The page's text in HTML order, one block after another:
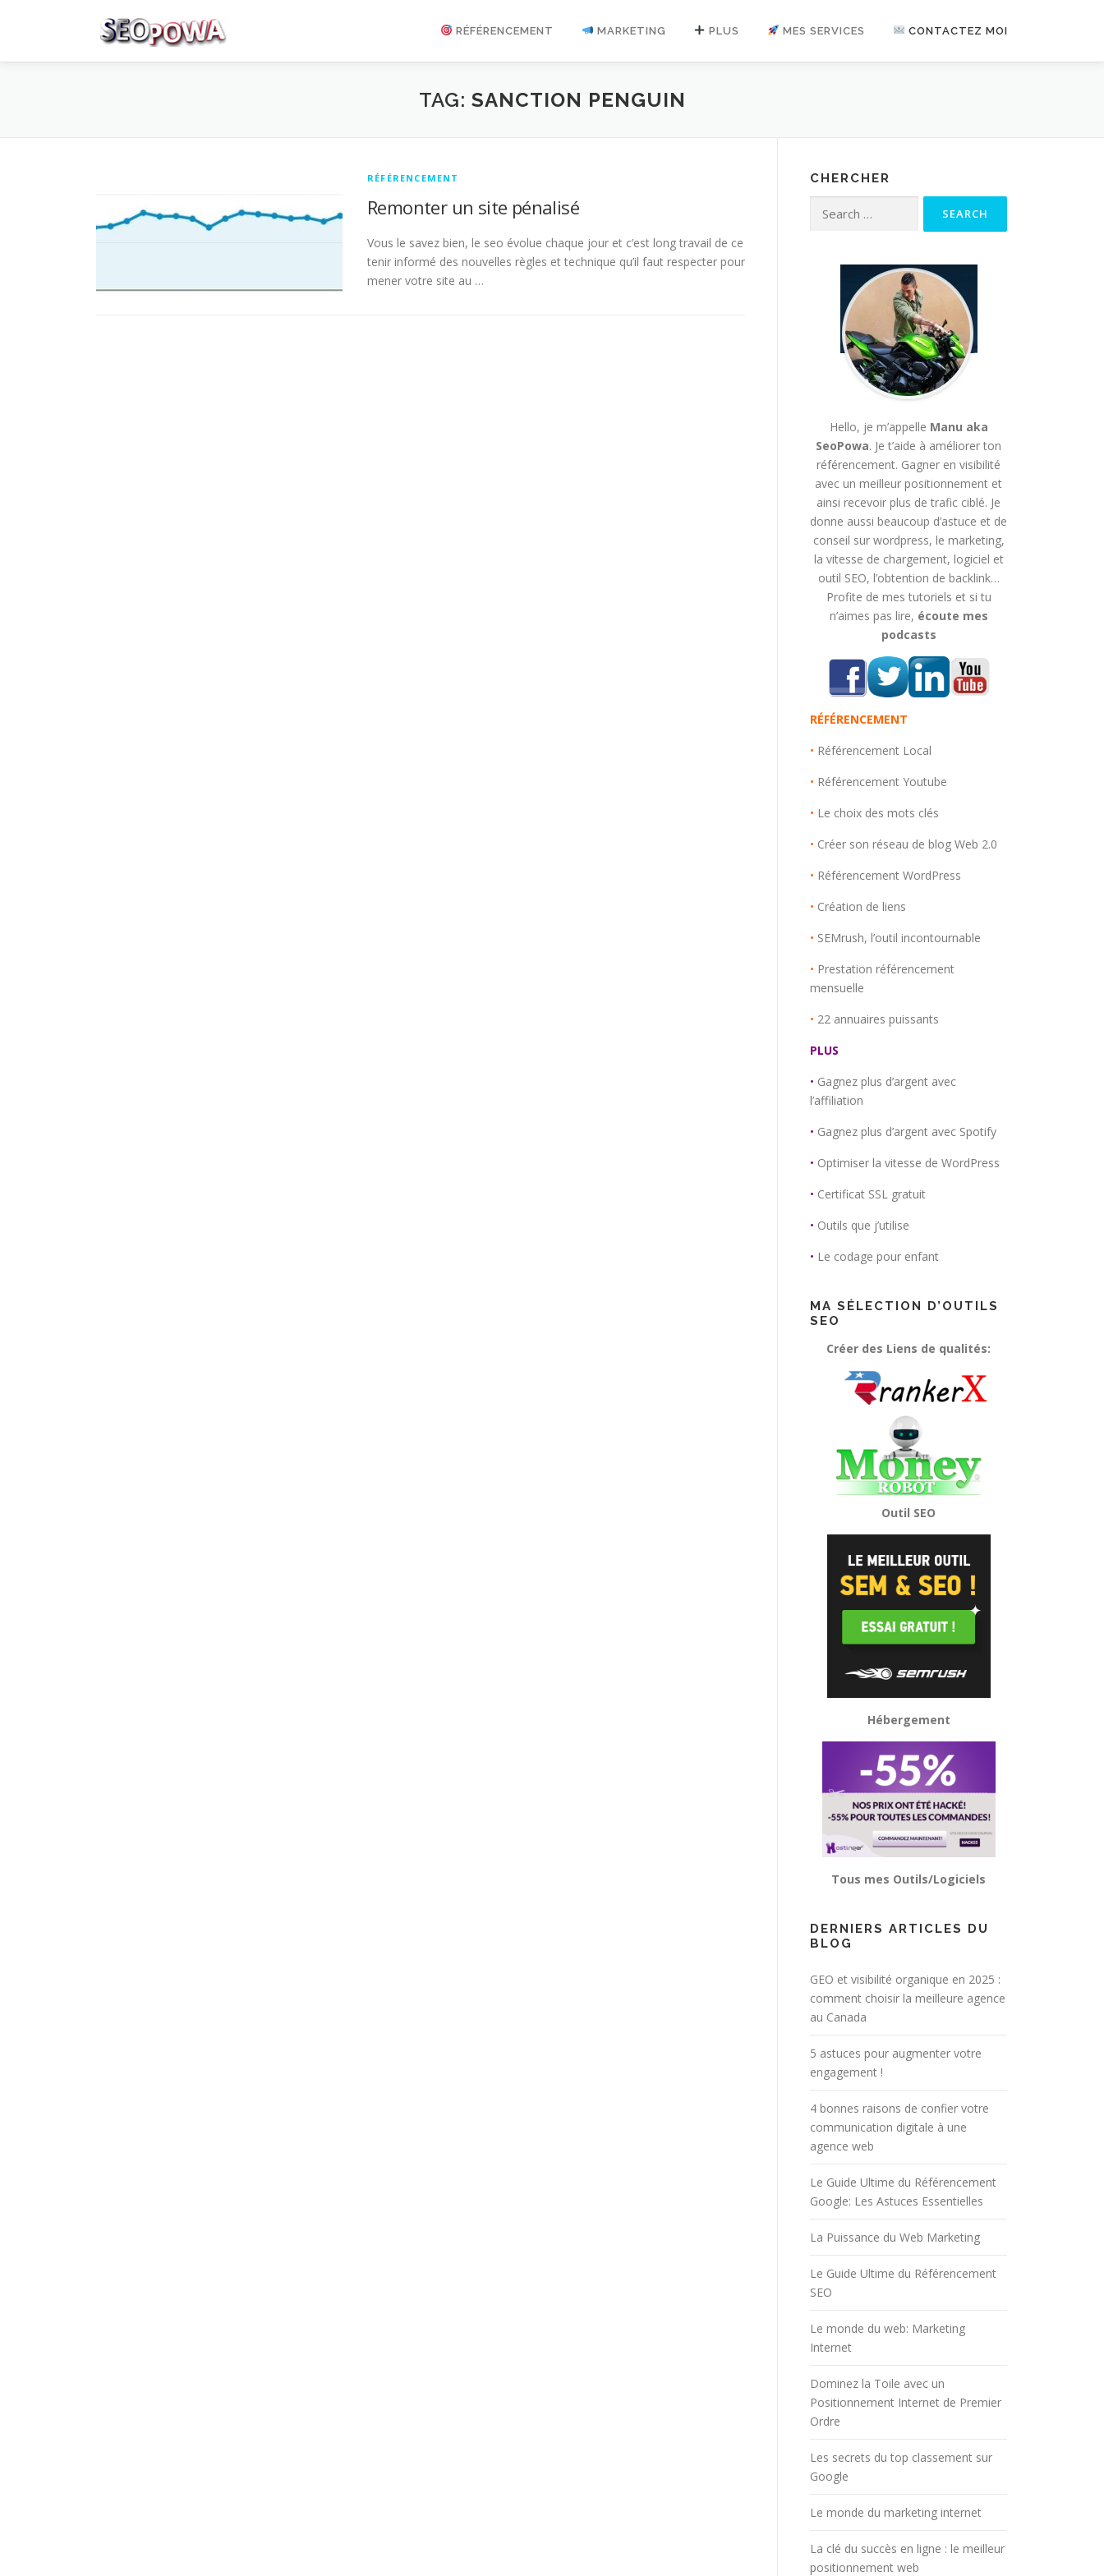
RÉFÉRENCEMENT MARKETING PLUS MES SERVICES CONTACTEZ MOI
TAG: SANCTION PENGUIN
RÉFÉRENCEMENT
Remonter un site pénalisé
Vous le savez bien, le seo évolue chaque jour et c’est long travail de ce
tenir informé des nouvelles règles et technique qu’il faut respecter pour
mener votre site au …
CHERCHER
Search for:
Hello, je m’appelle Manu aka
SeoPowa. Je t’aide à améliorer ton
référencement. Gagner en visibilité
avec un meilleur positionnement et
ainsi recevoir plus de trafic ciblé. Je
donne aussi beaucoup d’astuce et de
conseil sur wordpress, le marketing,
la vitesse de chargement, logiciel et
outil SEO, l’obtention de backlink…
Profite de mes tutoriels et si tu
n’aimes pas lire, écoute mes
podcasts
RÉFÉRENCEMENT
• Référencement Local
• Référencement Youtube
• Le choix des mots clés
• Créer son réseau de blog Web 2.0
• Référencement WordPress
• Création de liens
• SEMrush, l’outil incontournable
• Prestation référencement
mensuelle
• 22 annuaires puissants
PLUS
• Gagnez plus d’argent avec
l’affiliation
• Gagnez plus d’argent avec Spotify
• Optimiser la vitesse de WordPress
• Certificat SSL gratuit
• Outils que j’utilise
• Le codage pour enfant
MA SÉLECTION D’OUTILS
SEO
Créer des Liens de qualités:
Outil SEO
Hébergement
Tous mes Outils/Logiciels
DERNIERS ARTICLES DU
BLOG
GEO et visibilité organique en 2025 :
comment choisir la meilleure agence
au Canada
5 astuces pour augmenter votre
engagement !
4 bonnes raisons de confier votre
communication digitale à une
agence web
Le Guide Ultime du Référencement
Google: Les Astuces Essentielles
La Puissance du Web Marketing
Le Guide Ultime du Référencement
SEO
Le monde du web: Marketing
Internet
Dominez la Toile avec un
Positionnement Internet de Premier
Ordre
Les secrets du top classement sur
Google
Le monde du marketing internet
La clé du succès en ligne : le meilleur
positionnement web